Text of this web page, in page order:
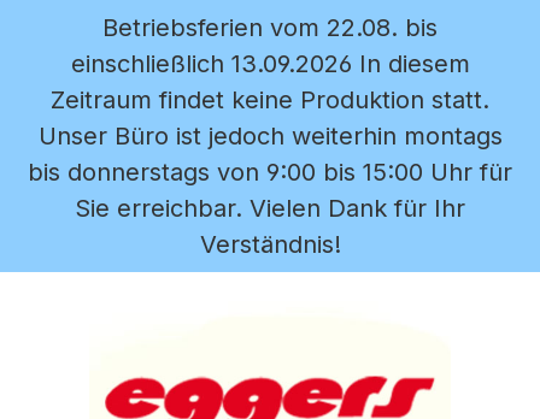
Zum Hauptinhalt springen
Betriebsferien vom 22.08. bis
einschließlich 13.09.2026 In diesem
Zeitraum findet keine Produktion statt.
Unser Büro ist jedoch weiterhin montags
bis donnerstags von 9:00 bis 15:00 Uhr für
Sie erreichbar. Vielen Dank für Ihr
Verständnis!